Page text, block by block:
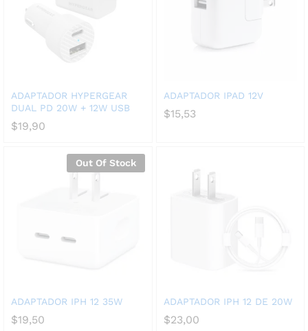
ADAPTADOR HYPERGEAR
DUAL PD 20W + 12W USB
$19,90
ADAPTADOR IPAD 12V
$15,53
Out Of Stock
ADAPTADOR IPH 12 35W
$19,50
ADAPTADOR IPH 12 DE 20W
$23,00